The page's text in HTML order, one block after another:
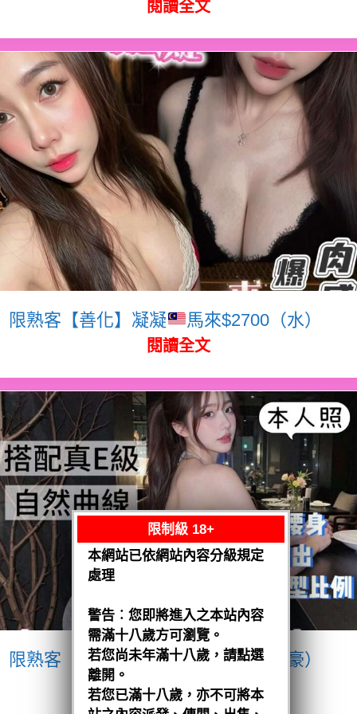
閱讀全文
限熟客【善化】凝凝 馬來$2700（水）
閱讀全文
限熟客【南區】愛紗 越南$3200（豪）
閱讀全文
限制級 18+
本網站已依網站內容分級規定
處理
警告︰您即將進入之本站內容
需滿十八歲方可瀏覽。
若您尚未年滿十八歲，請點選
離開。
若您已滿十八歲，亦不可將本